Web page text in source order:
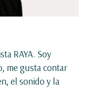
RAYA. Soy
me gusta contar
el sonido y la